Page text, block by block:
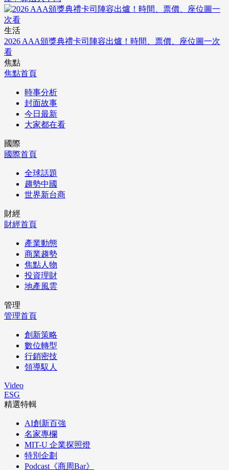
生活
2026 AAA頒獎典禮卡司陣容出爐！時間、票價、座位圖一次
看
焦點
焦點首頁
時事分析
封面故事
今日最新
大家都在看
國際
國際首頁
全球話題
趨勢中國
世界新台商
財經
財經首頁
產業動態
商業趨勢
焦點人物
投資理財
地產風雲
管理
管理首頁
創新策略
數位轉型
行銷密技
領導馭人
Video
ESG
精選特輯
AI創新百強
名家專欄
MIT-U 企業探照燈
特別企劃
Podcast《商周Bar》